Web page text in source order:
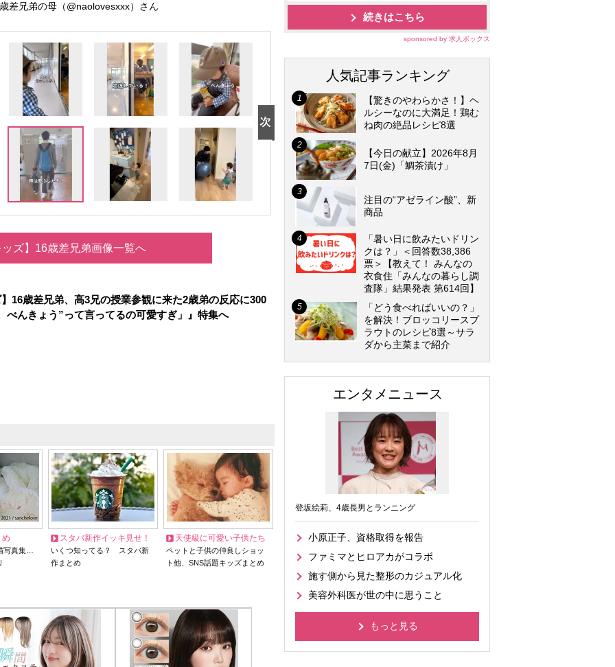
差兄弟の母（@naolovesxxx）さん
ズ】16歳差兄弟画像一覧へ
16歳差兄弟、高3兄の授業参観に来た2歳弟の反応に300
べんきょう”って言ってるの可愛すぎ」』特集へ
め
写真集…
スタバ新作イッキ見せ！
いくつ知ってる？ スタバ新
作まとめ
天使級に可愛い子供たち
ペットと子供の仲良しショッ
ト他、SNS話題キッズまとめ
続きはこちら
sponsored by 求人ボックス
人気記事ランキング
【驚きのやわらかさ！】ヘ
ルシーなのに大満足！鶏む
ね肉の絶品レシピ8選
【今日の献立】2026年8月
7日(金)「鯛茶漬け」
注目の“アゼライン酸”、新
商品
「暑い日に飲みたいドリン
クは？」＜回答数38,386
票＞【教えて！ みんなの
衣食住「みんなの暮らし調
査隊」結果発表 第614回】
「どう食べればいいの？」
を解決！ブロッコリースプ
ラウトのレシピ8選～サラ
ダから主菜まで紹介
エンタメニュース
登坂絵莉、4歳長男とランニング
小原正子、資格取得を報告
ファミマとヒロアカがコラボ
施す側から見た整形のカジュアル化
美容外科医が世の中に思うこと
もっと見る